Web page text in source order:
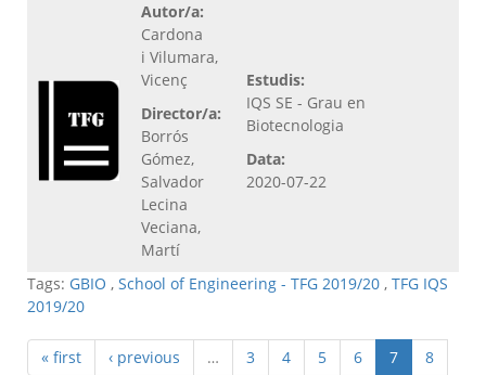
Autor/a:
Cardona
i Vilumara,
Vicenç
Director/a:
Borrós
Gómez,
Salvador
Lecina
Veciana,
Martí
Estudis:
IQS SE - Grau en
Biotecnologia
Data:
2020-07-22
Tags: GBIO , School of Engineering - TFG 2019/20 , TFG IQS
2019/20
« first ‹ previous … 3 4 5 6 7
8